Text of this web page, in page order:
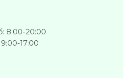
8:00-20:00
9:00-17:00